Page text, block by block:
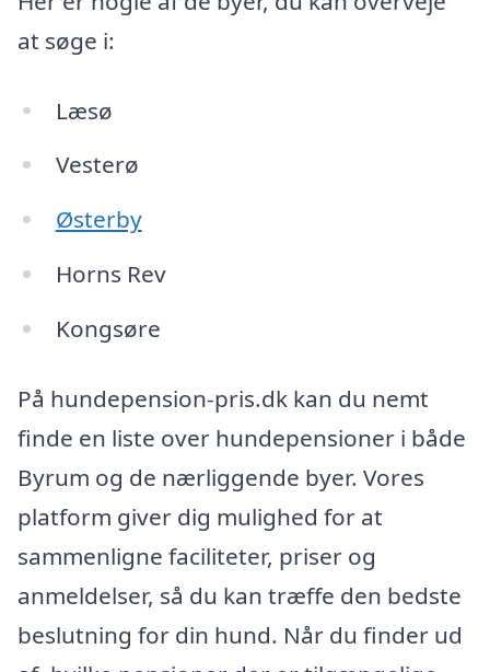
at søge i:
Læsø
Vesterø
Østerby
Horns Rev
Kongsøre
På hundepension-pris.dk kan du nemt
finde en liste over hundepensioner i både
Byrum og de nærliggende byer. Vores
platform giver dig mulighed for at
sammenligne faciliteter, priser og
anmeldelser, så du kan træffe den bedste
beslutning for din hund. Når du finder ud